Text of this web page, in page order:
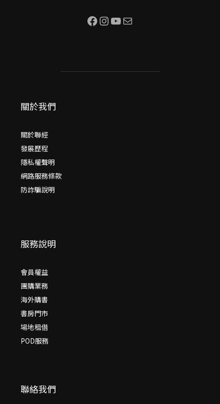
Facebook InstagramYouTube 電子郵件
關於我們
關於聯經
發展歷程
隱私權聲明
網路服務條款
防詐騙說明
服務說明
會員權益
團購業務
海外購書
書房門市
場地租借
POD服務
聯絡我們